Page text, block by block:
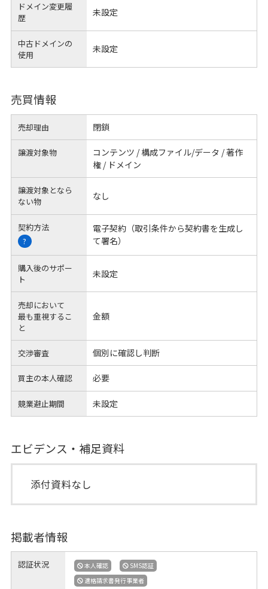
ドメイン変更履
歴
未設定
中古ドメインの
使用
未設定
売買情報
売却理由 閉鎖
譲渡対象物
コンテンツ / 構成ファイル/データ / 著作
権 / ドメイン
譲渡対象となら
ない物
なし
契約方法
?
電子契約（取引条件から契約書を生成し
て署名）
購入後のサポー
ト
未設定
売却において
最も重視するこ
と
金額
交渉審査 個別に確認し判断
買主の本人確認 必要
競業避止期間 未設定
エビデンス・補足資料
添付資料なし
掲載者情報
認証状況 本人確認
SMS認証
適格請求書発行事業者